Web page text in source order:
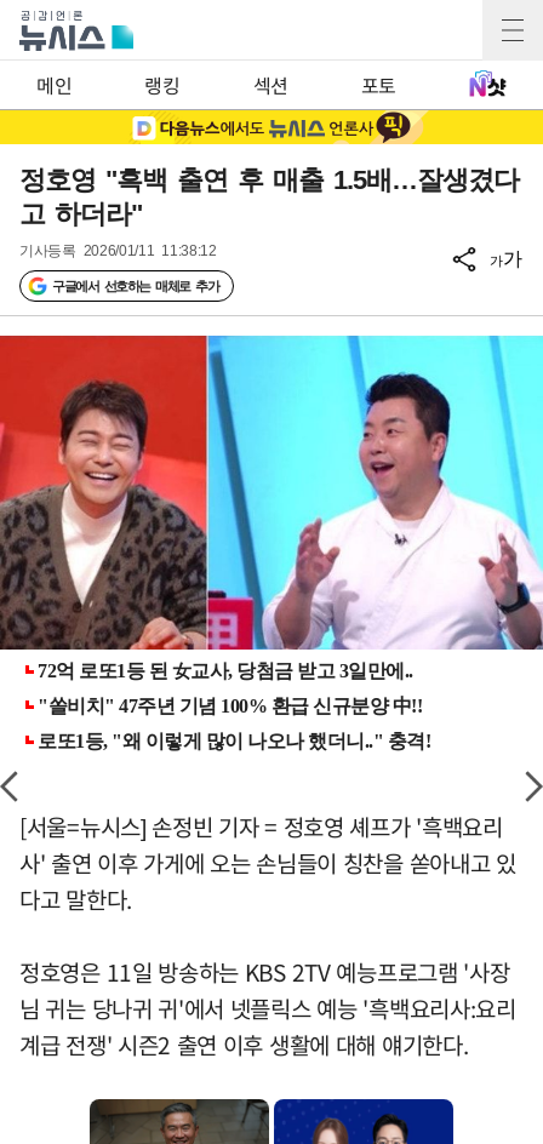
메인 랭킹 섹션 포토
정호영 "흑백 출연 후 매출 1.5배…잘생겼다
고 하더라"
기사등록 2026/01/11 11:38:12
구글에서 선호하는 매체로 추가
가가
[서울=뉴시스] 손정빈 기자 = 정호영 셰프가 '흑백요리
사' 출연 이후 가게에 오는 손님들이 칭찬을 쏟아내고 있
다고 말한다.
정호영은 11일 방송하는 KBS 2TV 예능프로그램 '사장
님 귀는 당나귀 귀'에서 넷플릭스 예능 '흑백요리사:요리
계급 전쟁' 시즌2 출연 이후 생활에 대해 얘기한다.